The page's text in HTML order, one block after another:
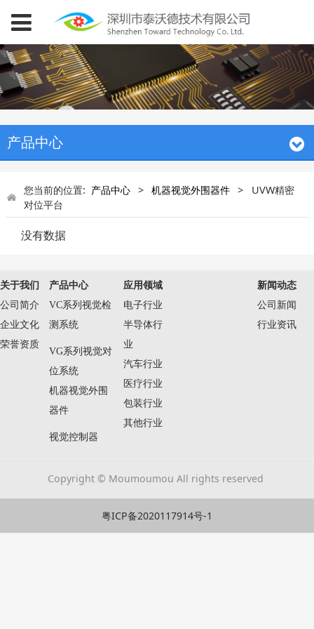
产品中心
您当前的位置: 产品中心 > 机器视觉外围器件 >
UVW精密
对位平台
没有数据
关于我们
公司简介
企业文化
荣誉资质
产品中心
VC系列视觉检
测系统
VG系列视觉对
位系统
机器视觉外围
器件
视觉控制器
应用领域
电子行业
半导体行
业
汽车行业
医疗行业
包装行业
其他行业
新闻动态
公司新闻
行业资讯
Copyright © Moumoumou All rights reserved
粤ICP备2020117914号-1